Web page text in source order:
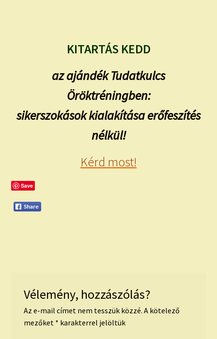
KITARTÁS KEDD
az ajándék Tudatkulcs
Öröktréningben:
sikerszokások kialakítása erőfeszítés
nélkül!
Kérd most!
Save
Vélemény, hozzászólás?
Az e-mail címet nem tesszük közzé. A kötelező
mezőket * karakterrel jelöltük